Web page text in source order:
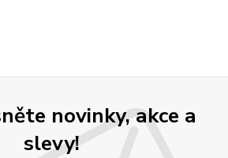
novinky, akce a
slevy!